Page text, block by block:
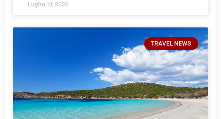
Luglio 13, 2026
TRAVEL NEWS